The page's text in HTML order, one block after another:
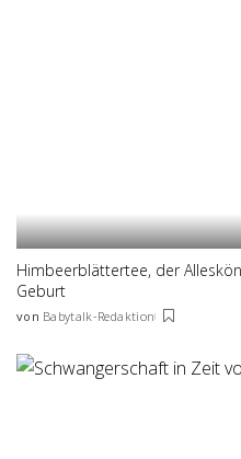
Himbeerblättertee, der
Geburt
Posted
von Babytalk-Redaktion